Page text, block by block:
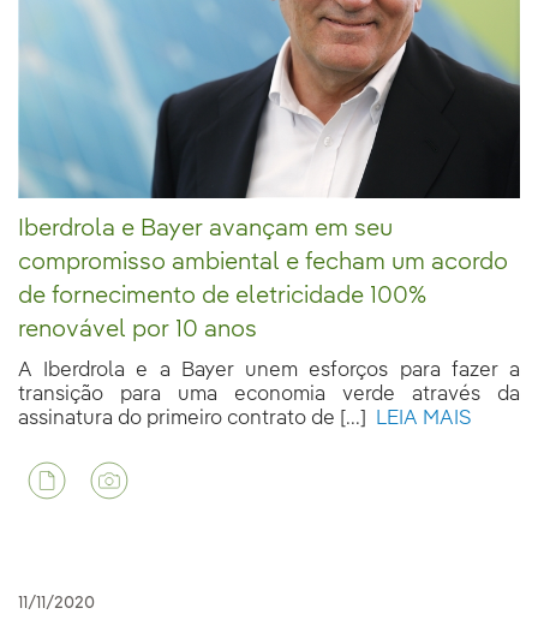
Iberdrola e Bayer avançam em seu
compromisso ambiental e fecham um acordo
de fornecimento de eletricidade 100%
renovável por 10 anos
A Iberdrola e a Bayer unem esforços para fazer a
transição para uma economia verde através da
assinatura do primeiro contrato de [...]
LEIA MAIS
11/11/2020